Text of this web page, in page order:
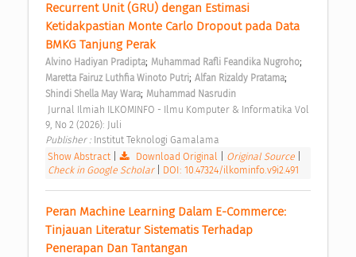
Recurrent Unit (GRU) dengan Estimasi
Ketidakpastian Monte Carlo Dropout pada Data
BMKG Tanjung Perak
Alvino Hadiyan Pradipta; Muhammad Rafli Feandika Nugroho;
Maretta Fairuz Luthfia Winoto Putri; Alfan Rizaldy Pratama;
Shindi Shella May Wara; Muhammad Nasrudin
9, No 2 (2026): Juli
Publisher : Institut Teknologi Gamalama
Show Abstract| Download Original Original Source
Check in Google Scholar
DOI: 10.47324/ilkominfo.v9i2.491
Peran Machine Learning Dalam E-Commerce:
Tinjauan Literatur Sistematis Terhadap
Penerapan Dan Tantangan